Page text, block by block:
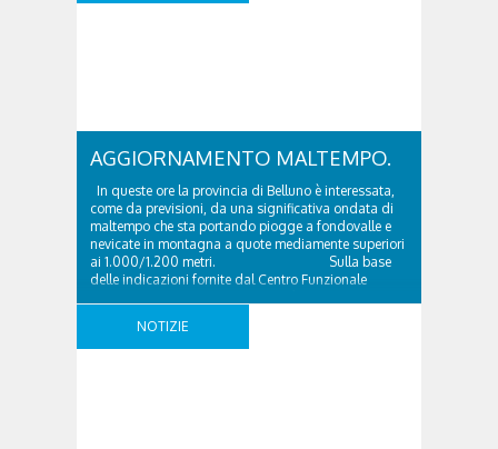
AGGIORNAMENTO MALTEMPO.
In queste ore la provincia di Belluno è interessata,
come da previsioni, da una significativa ondata di
maltempo che sta portando piogge a fondovalle e
nevicate in montagna a quote mediamente superiori
ai 1.000/1.200 metri. Sulla base
delle indicazioni fornite dal Centro Funzionale
NOTIZIE